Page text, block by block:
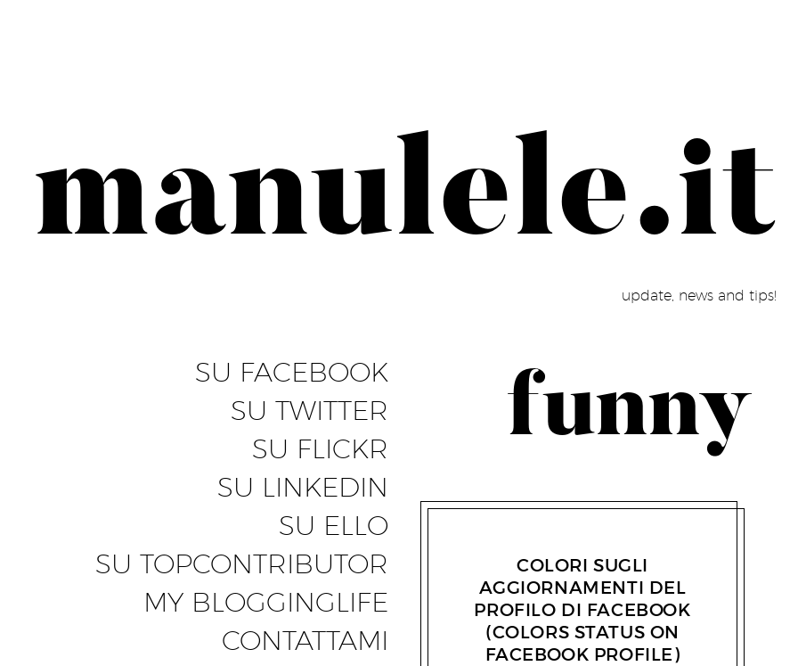
manulele.it
update, news and tips!
SU FACEBOOK
SU TWITTER
SU FLICKR
SU LINKEDIN
SU ELLO
SU TOPCONTRIBUTOR
MY BLOGGINGLIFE
CONTATTAMI
funny
COLORI SUGLI
AGGIORNAMENTI DEL
PROFILO DI FACEBOOK
(COLORS STATUS ON
FACEBOOK PROFILE)